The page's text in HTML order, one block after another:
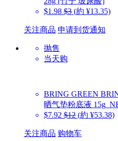
$1.98 $3 (約 ¥13.35)
关注商品 申请到货通知
抛售
当天购
BRING GREEN
晒气垫粉底液
$7.92 $12 (約 ¥53.38)
关注商品 购物车